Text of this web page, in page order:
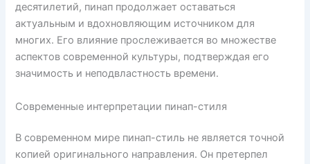
десятилетий, пинап продолжает оставаться
актуальным и вдохновляющим источником для
многих. Его влияние прослеживается во множестве
аспектов современной культуры, подтверждая его
значимость и неподвластность времени.
Современные интерпретации пинап-стиля
В современном мире пинап-стиль не является точной
копией оригинального направления. Он претерпел